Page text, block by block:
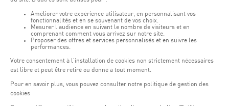
Remember to check the opening hours of each activity.
Zugriff:
COQUE • 2, rue Léon Hengen, Luxembourg (L-1745)
Öffentliche Verkehrsmittel: Tram station "Coque"
Parkplätze